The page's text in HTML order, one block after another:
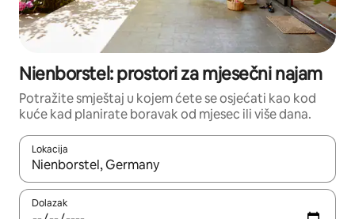
Nienborstel: prostori za mjesečni najam
Potražite smještaj u kojem ćete se osjećati kao kod
kuće kad planirate boravak od mjesec ili više dana.
Lokacija
Kada budu dostupni rezultati, moći ćete ih pregledati
Dolazak